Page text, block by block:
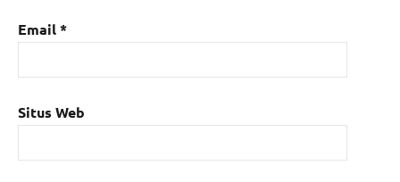
Email*
Situs Web